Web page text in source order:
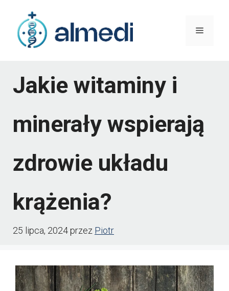
treści
Menu
Jakie witaminy i
minerały wspierają
zdrowie układu
krążenia?
25 lipca, 2024przez Piotr